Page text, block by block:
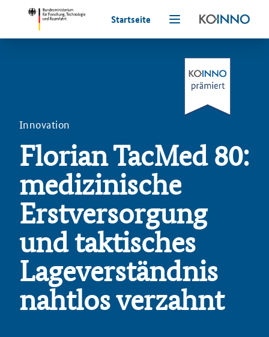
Startseite
Innovation
Florian TacMed 80:
medizinische
Erstversorgung
und taktisches
Lageverständnis
nahtlos verzahnt